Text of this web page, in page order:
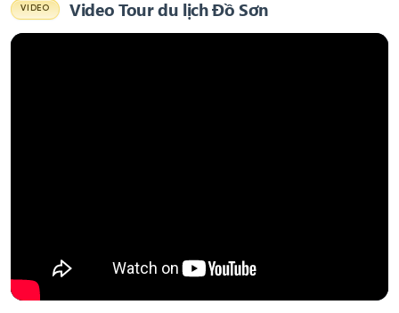
VIDEO Video Tour du lịch Đồ Sơn